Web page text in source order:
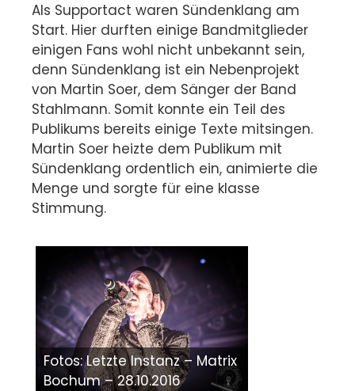
Als Supportact waren Sündenklang am
Start. Hier durften einige Bandmitglieder
einigen Fans wohl nicht unbekannt sein,
denn Sündenklang ist ein Nebenprojekt
von Martin Soer, dem Sänger der Band
Stahlmann. Somit konnte ein Teil des
Publikums bereits einige Texte mitsingen.
Martin Soer heizte dem Publikum mit
Sündenklang ordentlich ein, animierte die
Menge und sorgte für eine klasse
Stimmung.
Fotos: Letzte Instanz – Matrix
Bochum – 28.10.2016